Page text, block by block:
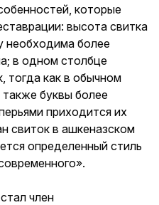
которые
высота свитка
необходима более
в одном столбце
тогда как в обычном
буквы более
приходится их
свиток в ашкеназском
определенный стиль
член